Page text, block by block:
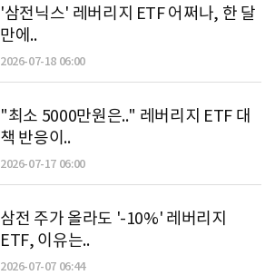
'삼전닉스' 레버리지 ETF 어쩌나, 한 달
만에..
2026-07-18 06:00
"최소 5000만원은.." 레버리지 ETF 대
책 반응이..
2026-07-17 06:00
삼전 주가 올라도 '-10%' 레버리지
ETF, 이유는..
2026-07-07 06:44